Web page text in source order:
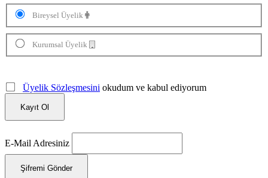
Bireysel Üyelik
Kurumsal Üyelik
Üyelik Sözleşmesini okudum ve kabul ediyorum
Kayıt Ol
E-Mail Adresiniz
Şifremi Gönder